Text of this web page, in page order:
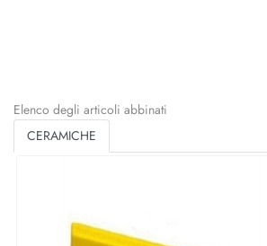
Elenco degli articoli abbinati
CERAMICHE